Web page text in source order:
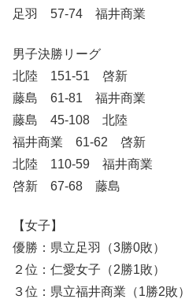
足羽 57-74 福井商業
男子決勝リーグ
北陸 151-51 啓新
藤島 61-81 福井商業
藤島 45-108 北陸
福井商業 61-62 啓新
北陸 110-59 福井商業
啓新 67-68 藤島
【女子】
優勝：県立足羽（3勝0敗）
２位：仁愛女子（2勝1敗）
３位：県立福井商業（1勝2敗）